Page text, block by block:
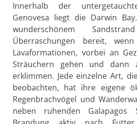
Innerhalb der
Genovesa liegt die Darwin
wunderschönem
Überraschungen bereit,
Lavaformationen, vorbei an
Sträuchern gehen und dann
erklimmen. Jede einzelne Art,
beobachten, hat ihre eigene
Regenbrachvögel und
neben ruhenden Galapagos